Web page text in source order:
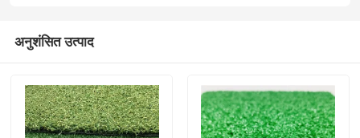
फुटबॉल कृत्रिम घास
भूनिर्माण कृत्रिम घास
अनुशंसित उत्पाद